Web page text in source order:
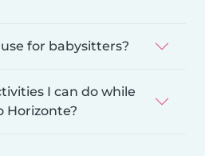
for babysitters?
I can do while
Horizonte?